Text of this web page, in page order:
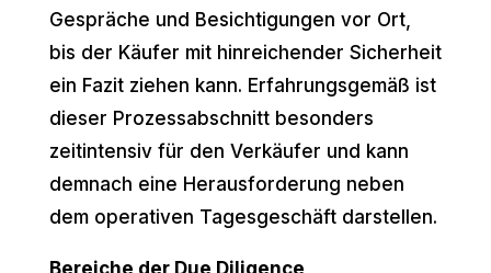
Gespräche und Besichtigungen vor Ort,
bis der Käufer mit hinreichender Sicherheit
ein Fazit ziehen kann. Erfahrungsgemäß ist
dieser Prozessabschnitt besonders
zeitintensiv für den Verkäufer und kann
demnach eine Herausforderung neben
dem operativen Tagesgeschäft darstellen.